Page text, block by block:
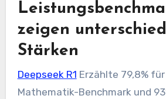
zeigen
Stärken
Deepseek R1 Erzählte 79,8%
Mathematik-Benchmark und